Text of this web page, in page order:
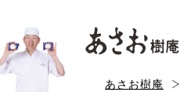
あさお樹庵